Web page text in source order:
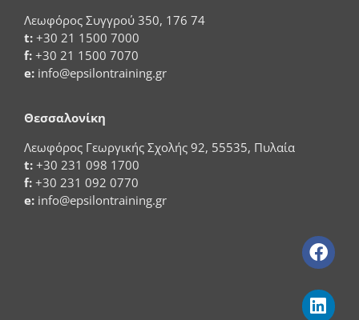
Λεωφόρος Συγγρού 350, 176 74
t: +30 21 1500 7000
f: +30 21 1500 7070
e: info@epsilontraining.gr
Θεσσαλονίκη
Λεωφόρος Γεωργικής Σχολής 92, 55535, Πυλαία
t: +30 231 098 1700
f: +30 231 092 0770
e: info@epsilontraining.gr